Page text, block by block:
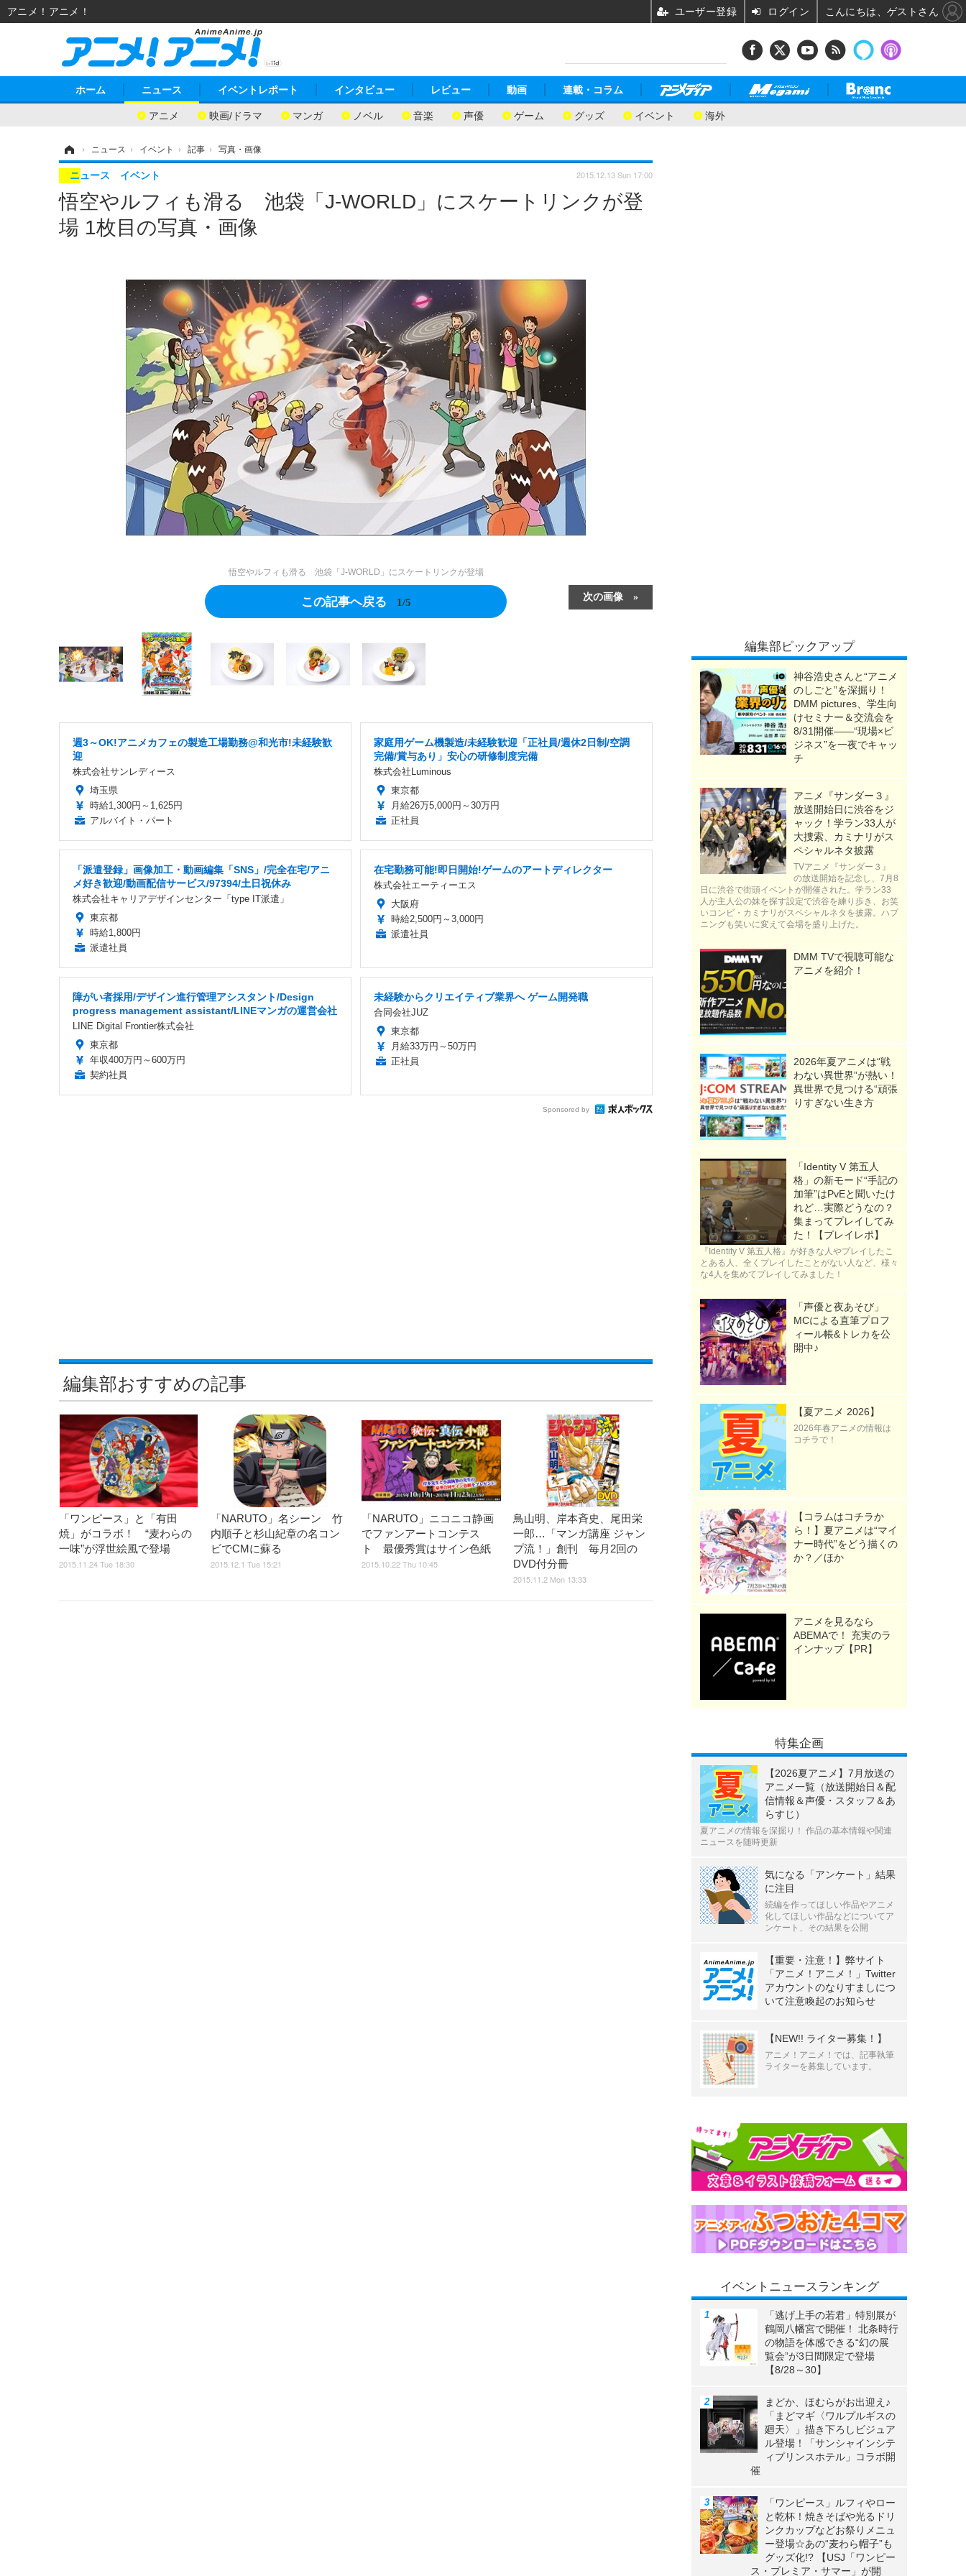
ホーム ニュース
アニメ 映画/ドラマ マンガ ノベル 音楽 声優 ゲーム グッズ イベント 海外
イベントレポート インタビュー レビュー 動画 連載・コラム
› ニュース › イベント › 記事 › 写真・画像
悟空やルフィも滑る 池袋「J-WORLD」にスケートリンクが登
場 1枚目の写真・画像
ニュース イベント 2015.12.13 Sun 17:00
悟空やルフィも滑る 池袋「J-WORLD」にスケートリンクが登場
次の画像
この記事へ戻る 1/5
週3～OK!アニメカフェの製造工場勤務@和光市!未経験歓
迎
株式会社サンレディース
埼玉県
時給1,300円～1,625円
アルバイト・パート
家庭用ゲーム機製造/未経験歓迎「正社員/週休2日制/空調
完備/賞与あり」安心の研修制度完備
株式会社Luminous
東京都
月給26万5,000円～30万円
正社員
「派遣登録」画像加工・動画編集「SNS」/完全在宅/アニ
メ好き歓迎/動画配信サービス/97394/土日祝休み
株式会社キャリアデザインセンター「type IT派遣」
東京都
時給1,800円
派遣社員
在宅勤務可能!即日開始!ゲームのアートディレクター
株式会社エーティーエス
大阪府
時給2,500円～3,000円
派遣社員
障がい者採用/デザイン進行管理アシスタント/Design
progress management assistant/LINEマンガの運営会社
LINE Digital Frontier株式会社
東京都
年収400万円～600万円
契約社員
未経験からクリエイティブ業界へ ゲーム開発職
合同会社JUZ
東京都
月給33万円～50万円
正社員
Sponsored by
編集部おすすめの記事
「ワンピース」と「有田
焼」がコラボ！ “麦わらの
一味”が浮世絵風で登場
2015.11.24 Tue 18:30
「NARUTO」名シーン 竹
内順子と杉山紀章の名コン
ビでCMに蘇る
2015.12.1 Tue 15:21
「NARUTO」ニコニコ静画
でファンアートコンテス
ト 最優秀賞はサイン色紙
2015.10.22 Thu 10:45
鳥山明、岸本斉史、尾田栄
一郎…「マンガ講座 ジャン
プ流！」創刊 毎月2回の
DVD付分冊
2015.11.2 Mon 13:33
編集部ピックアップ
神谷浩史さんと“アニメ
のしごと”を深掘り！
DMM pictures、学生向
けセミナー＆交流会を
8/31開催――“現場×ビ
ジネス”を一夜でキャッ
チ
アニメ『サンダー３』
放送開始日に渋谷をジ
ャック！学ラン33人が
大捜索、カミナリがス
ペシャルネタ披露
TVアニメ『サンダー３』
の放送開始を記念し、7月8
日に渋谷で街頭イベントが開催された。学ラン33
人が主人公の妹を探す設定で渋谷を練り歩き、お笑
いコンビ・カミナリがスペシャルネタを披露。ハプ
ニングも笑いに変えて会場を盛り上げた。
DMM TVで視聴可能な
アニメを紹介！
2026年夏アニメは“戦
わない異世界”が熱い！
異世界で見つける“頑張
りすぎない生き方
「Identity V 第五人
格」の新モード“手記の
加筆”はPvEと聞いたけ
れど…実際どうなの？
集まってプレイしてみ
た！【プレイレポ】
『Identity V 第五人格』が好きな人やプレイしたこ
とある人、全くプレイしたことがない人など、様々
な4人を集めてプレイしてみました！
「声優と夜あそび」
MCによる直筆プロフ
ィール帳&トレカを公
開中♪
【夏アニメ 2026】
2026年春アニメの情報は
コチラで！
【コラムはコチラか
ら！】夏アニメは“マイ
ナー時代”をどう描くの
か？／ほか
アニメを見るなら
ABEMAで！ 充実のラ
インナップ【PR】
特集企画
【2026夏アニメ】7月放送の
アニメ一覧（放送開始日＆配
信情報＆声優・スタッフ＆あ
らすじ）
夏アニメの情報を深掘り！ 作品の基本情報や関連
ニュースを随時更新
気になる「アンケート」結果
に注目
続編を作ってほしい作品やアニメ
化してほしい作品などについてア
ンケート、その結果を公開
【重要・注意！】弊サイト
「アニメ！アニメ！」Twitter
アカウントのなりすましにつ
いて注意喚起のお知らせ
【NEW!! ライター募集！】
アニメ！アニメ！では、記事執筆
ライターを募集しています。
イベントニュースランキング
「逃げ上手の若君」特別展が
鶴岡八幡宮で開催！ 北条時行
の物語を体感できる“幻の展
覧会”が3日間限定で登場
【8/28～30】
まどか、ほむらがお出迎え♪
「まどマギ〈ワルプルギスの
廻天〉」描き下ろしビジュア
ル登場！「サンシャインシテ
ィプリンスホテル」コラボ開
催
「ワンピース」ルフィやロー
と乾杯！焼きそばや光るドリ
ンクカップなどお祭りメニュ
ー登場☆あの“麦わら帽子”も
グッズ化!? 【USJ「ワンピー
ス・プレミア・サマー」が開
アニメ！アニメ！ ユーザー登録 ログイン こんにちは、ゲストさん